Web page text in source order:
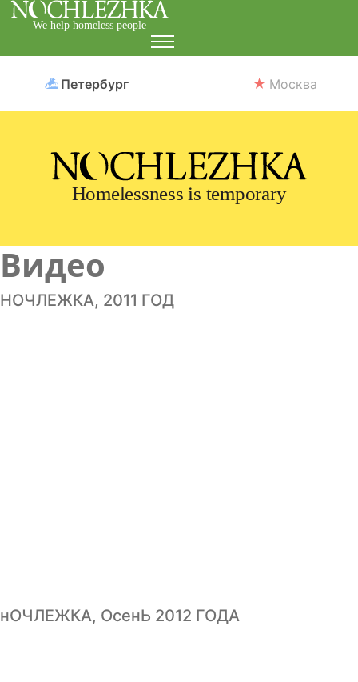
We help homeless people
Петербург Москва
Homelessness is temporary
Видео
НОЧЛЕЖКА, 2011 ГОД
нОЧЛЕЖКА, ОсенЬ 2012 ГОДА